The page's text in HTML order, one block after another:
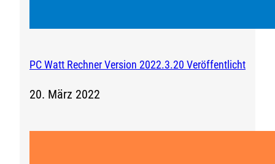
PC Watt Rechner Version 2022.3.20 Veröffentlicht
20. März 2022